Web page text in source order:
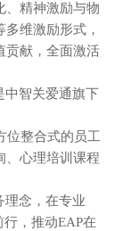
、精神激励与物
维激励形式，
贡献，全面激活
中智关爱通旗下
位整合式的员工
、心理培训课程
理念，在专业
行，推动EAP在